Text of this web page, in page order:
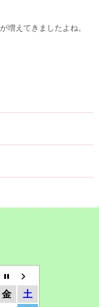
増えてきましたよね。
金
土